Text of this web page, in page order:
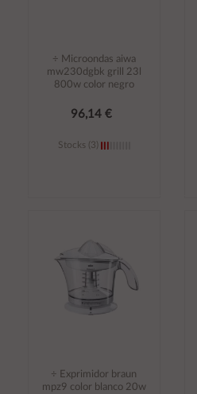
÷ Microondas aiwa
mw230dgbk grill 23l
800w color negro
96,14 €
Stocks (3)
÷ Exprimidor braun
mpz9 color blanco 20w